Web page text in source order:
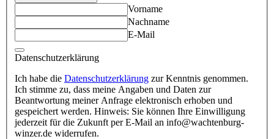
Vorname
Nachname
E-Mail
Datenschutzerklärung
Ich habe die Datenschutzerklärung zur Kenntnis genommen.
Ich stimme zu, dass meine Angaben und Daten zur
Beantwortung meiner Anfrage elektronisch erhoben und
gespeichert werden. Hinweis: Sie können Ihre Einwilligung
jederzeit für die Zukunft per E-Mail an info@wachtenburg-
winzer.de widerrufen.